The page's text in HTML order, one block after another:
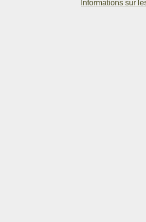
Informations sur